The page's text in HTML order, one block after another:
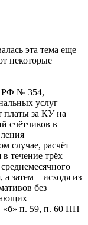
эта тема еще
некоторые
РФ № 354,
услуг
платы за КУ на
счётчиков в
случае, расчёт
течение трёх
а затем – исходя из
без
«б» п. 59, п. 60 ПП